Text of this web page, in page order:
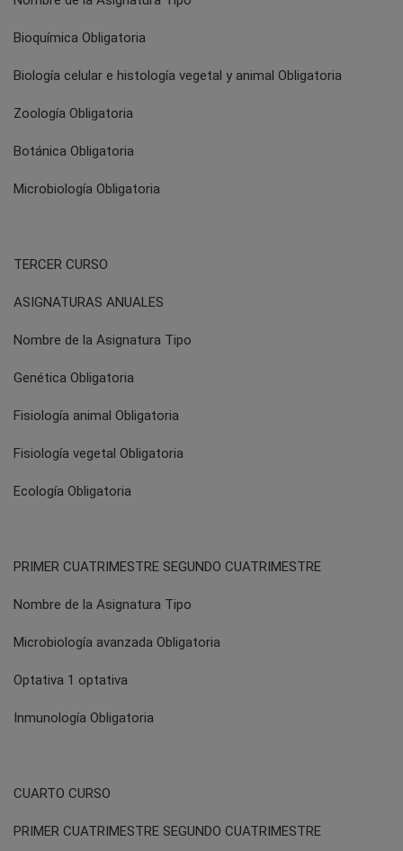
Bioquímica Obligatoria
Biología celular e histología vegetal y animal Obligatoria
Zoología Obligatoria
Botánica Obligatoria
Microbiología Obligatoria
TERCER CURSO
ASIGNATURAS ANUALES
Nombre de la Asignatura Tipo
Genética Obligatoria
Fisiología animal Obligatoria
Fisiología vegetal Obligatoria
Ecología Obligatoria
PRIMER CUATRIMESTRE SEGUNDO CUATRIMESTRE
Nombre de la Asignatura Tipo
Microbiología avanzada Obligatoria
Optativa 1 optativa
Inmunología Obligatoria
CUARTO CURSO
PRIMER CUATRIMESTRE SEGUNDO CUATRIMESTRE